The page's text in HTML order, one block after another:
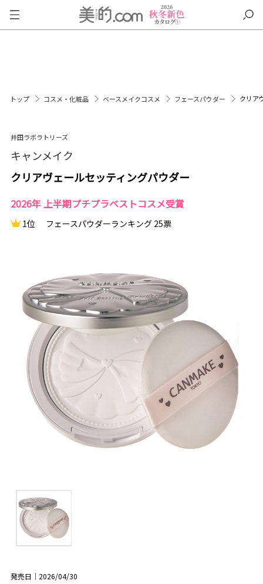
トップ コスメ・化粧品 ベースメイクコスメ フェースパウダー クリア
井田ラボラトリーズ
キャンメイク
クリアヴェールセッティングパウダー
2026年 上半期プチプラベストコスメ受賞
1位 フェースパウダーランキング 25票
発売日｜2026/04/30